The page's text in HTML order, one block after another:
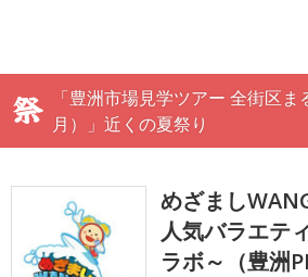
「豊洲市場見学ツアー 全街区
月）」近くの夏祭り
めざまし
人気バラエテ
ラボ～（豊洲